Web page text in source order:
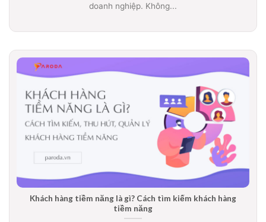
doanh nghiệp. Không...
Khách hàng tiềm năng là gì? Cách tìm kiếm khách hàng
tiềm năng